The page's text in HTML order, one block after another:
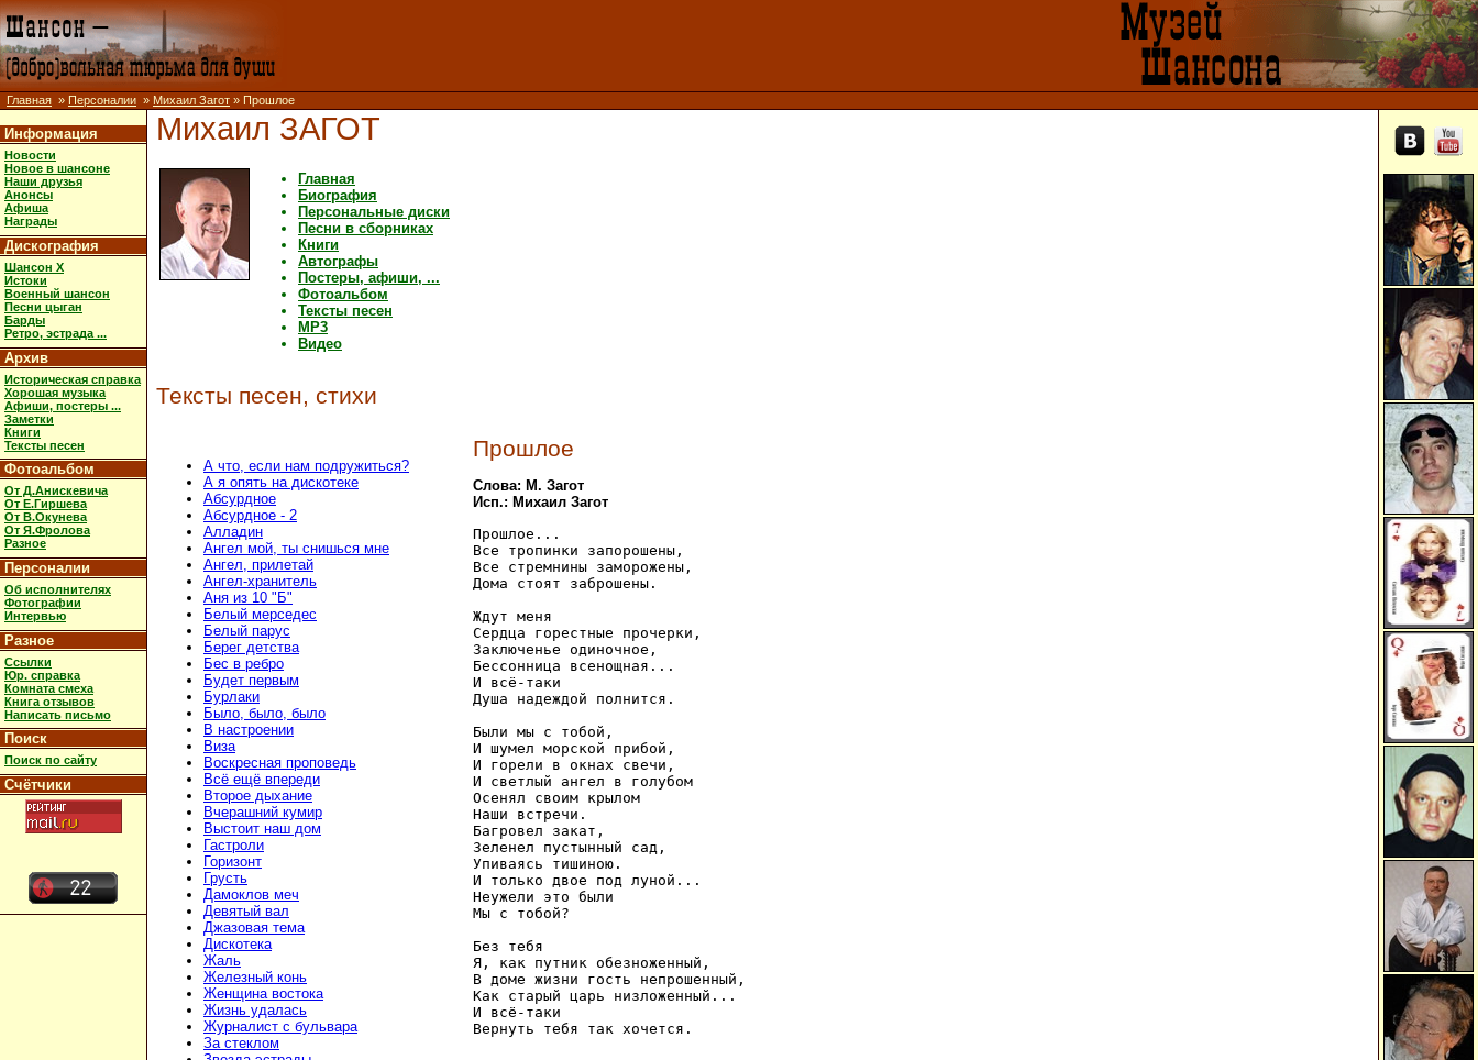
Главная » Персоналии » Михаил Загот » Прошлое
Информация
Новости
Новое в шансоне
Наши друзья
Анонсы
Афиша
Награды
Дискография
Шансон X
Истоки
Военный шансон
Песни цыган
Барды
Ретро, эстрада ...
Архив
Историческая справка
Хорошая музыка
Афиши, постеры ...
Заметки
Книги
Тексты песен
Фотоальбом
От Д.Анискевича
От Е.Гиршева
От В.Окунева
От Я.Фролова
Разное
Персоналии
Об исполнителях
Фотографии
Интервью
Разное
Ссылки
Юр. справка
Комната смеха
Книга отзывов
Написать письмо
Поиск
Поиск по сайту
Счётчики
Михаил ЗАГОТ
Главная
Биография
Персональные диски
Песни в сборниках
Книги
Автографы
Постеры, афиши, ...
Фотоальбом
Тексты песен
MP3
Видео
Тексты песен, стихи
А что, если нам подружиться?
А я опять на дискотеке
Абсурдное
Абсурдное - 2
Алладин
Ангел мой, ты снишься мне
Ангел, прилетай
Ангел-хранитель
Аня из 10 "Б"
Белый мерседес
Белый парус
Берег детства
Бес в ребро
Будет первым
Бурлаки
Было, было, было
В настроении
Виза
Воскресная проповедь
Всё ещё впереди
Второе дыхание
Вчерашний кумир
Выстоит наш дом
Гастроли
Горизонт
Грусть
Дамоклов меч
Девятый вал
Джазовая тема
Дискотека
Жаль
Железный конь
Женщина востока
Жизнь удалась
Журналист с бульвара
За стеклом
Прошлое
Слова: М. Загот
Исп.: Михаил Загот
Прошлое...
Все тропинки запорошены,
Все стремнины заморожены,
Дома стоят заброшены.
Ждут меня
Сердца горестные прочерки,
Заключенье одиночное,
Бессонница всенощная...
И всё-таки
Душа надеждой полнится.
Были мы с тобой,
И шумел морской прибой,
И горели в окнах свечи,
И светлый ангел в голубом
Осенял своим крылом
Наши встречи.
Багровел закат,
Зеленел пустынный сад,
Упиваясь тишиною.
И только двое под луной...
Неужели это были
Мы с тобой?
Без тебя
Я, как путник обезноженный,
В доме жизни гость непрошенный,
Как старый царь низложенный...
И всё-таки
Вернуть тебя так хочется.